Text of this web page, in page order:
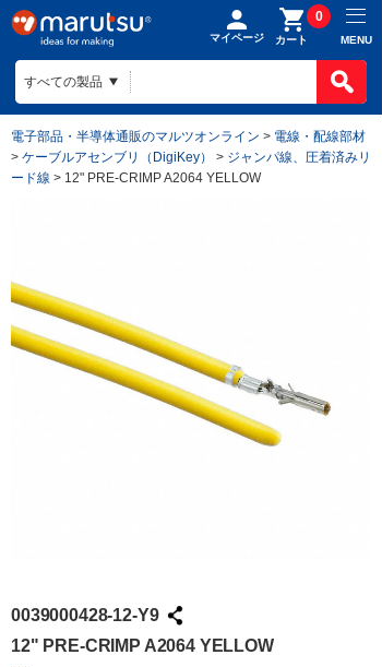
マイページ カート
0
MENU
電子部品・半導体通販のマルツオンライン > 電線・配線部材
> ケーブルアセンブリ（DigiKey） > ジャンパ線、圧着済みリ
ード線 > 12" PRE-CRIMP A2064 YELLOW
0039000428-12-Y9
12" PRE-CRIMP A2064 YELLOW